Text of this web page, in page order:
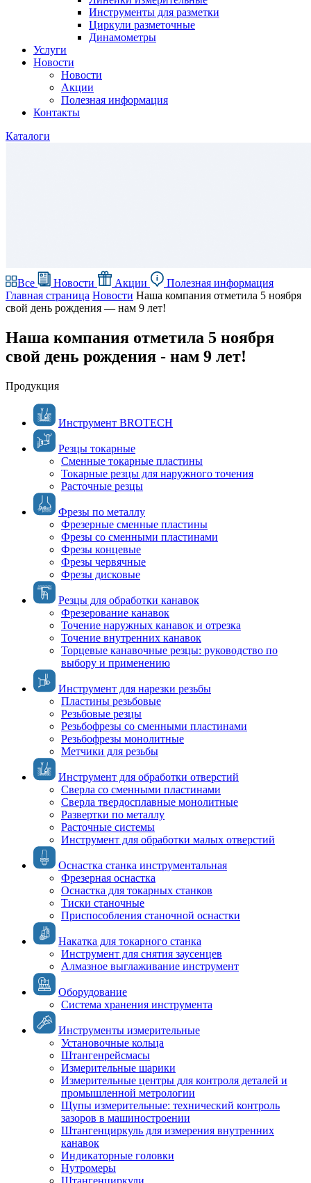
Инструменты для разметки
Циркули разметочные
Динамометры
Услуги
Новости
Новости
Акции
Полезная информация
Контакты
Каталоги
Все Новости Акции
Полезная информация
Главная страница Новости Наша компания отметила 5 ноября
свой день рождения — нам 9 лет!
Наша компания отметила 5 ноября
свой день рождения - нам 9 лет!
Продукция
Инструмент BROTECH
Резцы токарные
Сменные токарные пластины
Токарные резцы для наружного точения
Расточные резцы
Фрезы по металлу
Фрезерные сменные пластины
Фрезы со сменными пластинами
Фрезы концевые
Фрезы червячные
Фрезы дисковые
Резцы для обработки канавок
Фрезерование канавок
Точение наружных канавок и отрезка
Точение внутренних канавок
Торцевые канавочные резцы: руководство по
выбору и применению
Инструмент для нарезки резьбы
Пластины резьбовые
Резьбовые резцы
Резьбофрезы со сменными пластинами
Резьбофрезы монолитные
Метчики для резьбы
Инструмент для обработки отверстий
Сверла со сменными пластинами
Сверла твердосплавные монолитные
Развертки по металлу
Расточные системы
Инструмент для обработки малых отверстий
Оснастка станка инструментальная
Фрезерная оснастка
Оснастка для токарных станков
Тиски станочные
Приспособления станочной оснастки
Накатка для токарного станка
Инструмент для снятия заусенцев
Алмазное выглаживание инструмент
Оборудование
Система хранения инструмента
Инструменты измерительные
Установочные кольца
Штангенрейсмасы
Измерительные шарики
Измерительные центры для контроля деталей и
промышленной метрологии
Щупы измерительные: технический контроль
зазоров в машиностроении
Штангенциркуль для измерения внутренних
канавок
Индикаторные головки
Нутромеры
Штангенциркули